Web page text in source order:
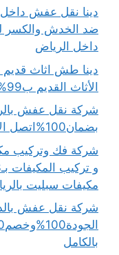
ضد الخدش والكسر
داخل الرياض
دينا طش اثاث قديم
الأثاث القديم ب99%ضمانُ السرعةِ والأمان
شركة نقل عفش
بضمان100%اتصل الان واحصل على خصم40%
شركة فك وتركيب
مكيفات سبليت
شركة نقل عفش
بالكامل